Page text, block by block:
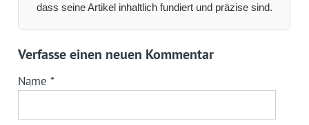
dass seine Artikel inhaltlich fundiert und präzise sind.
Verfasse einen neuen Kommentar
Name *